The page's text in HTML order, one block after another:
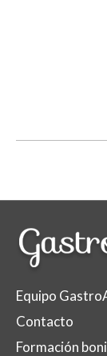
Equipo
Contacto
Formación